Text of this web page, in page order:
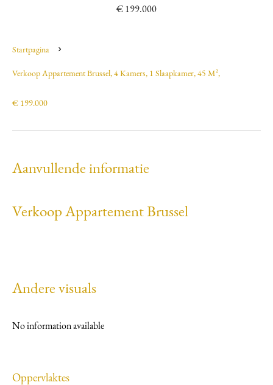
€ 199.000
Startpagina
Verkoop Appartement Brussel, 4 Kamers, 1 Slaapkamer, 45 M²,
€ 199.000
Aanvullende informatie
Verkoop Appartement Brussel
Andere visuals
No information available
Oppervlaktes